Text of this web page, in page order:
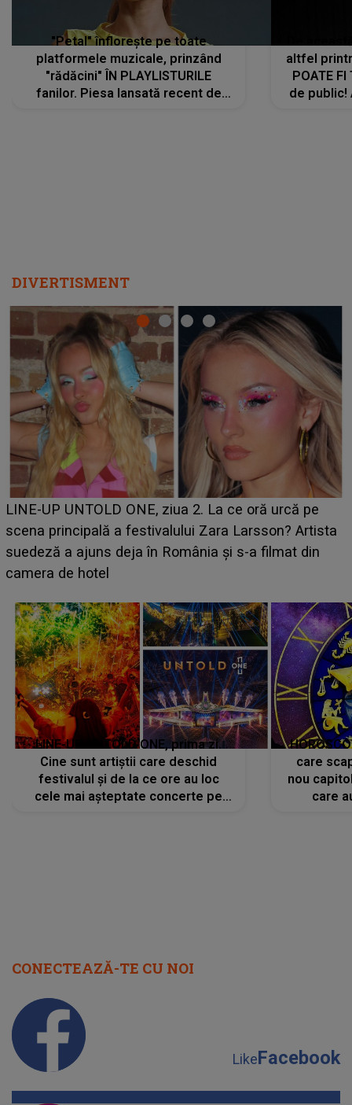
"Petal" înflorește pe toate
platformele muzicale, prinzând
"rădăcini" ÎN PLAYLISTURILE
fanilor. Piesa lansată recent de
altfel
POATE FI
de public!
DIVERTISMENT
LINE-UP UNTOLD ONE, ziua 2. La ce oră urcă pe
scena principală a festivalului Zara Larsson? Artista
suedeză a ajuns deja în România și s-a filmat din
camera de hotel
LINE-UP UNTOLD ONE, prima zi.
Cine sunt artiștii care deschid
festivalul și de la ce ore au loc
cele mai așteptate concerte pe
care
nou
care
CONECTEAZĂ-TE CU NOI
LikeFacebook